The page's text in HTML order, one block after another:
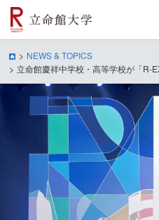
NEWS & TOPICS
立命館慶祥中学校・高等学校が「R-